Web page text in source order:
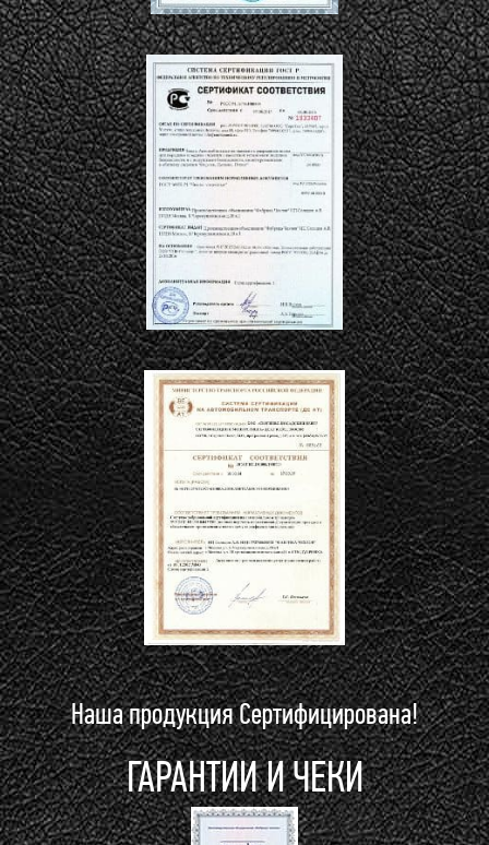
Наша продукция Сертифицирована!
ГАРАНТИИ И ЧЕКИ